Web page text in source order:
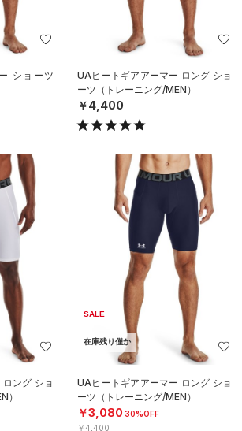
ショーツ
UAヒートギアアーマー ロング ショ
ーツ（トレーニング/MEN）
￥4,400
ング ショ
）
SALE
在庫残り僅か
UAヒートギアアーマー ロング ショ
ーツ（トレーニング/MEN）
￥3,080 30%OFF
￥4,400